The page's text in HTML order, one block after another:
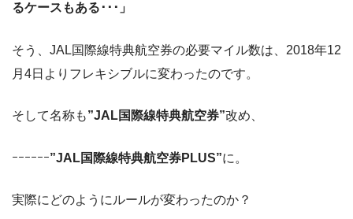
るケースもある･･･」
そう、JAL国際線特典航空券の必要マイル数は、2018年12
月4日よりフレキシブルに変わったのです。
そして名称も”JAL国際線特典航空券”改め、
ｰｰｰｰｰｰ”JAL国際線特典航空券PLUS”に。
実際にどのようにルールが変わったのか？